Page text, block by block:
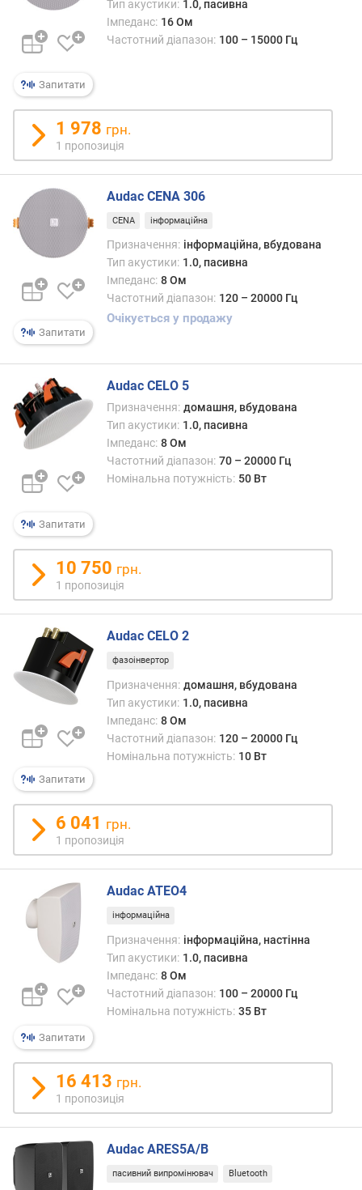
і
к
і
к
і
л
ь
к
і
с
у
г
ф
р
о
н
т
(
т
/
к
н
а
л
)
т
и
л
В
к
а
а
л
)
ц
е
н
(
В
к
а
а
л
)
м
а
к
Запитати
Тип акустики: 1.0, пасивна
Імпеданс: 16 Ом
Частотний діапазон: 100 – 15000 Гц
1 978 грн.
1 пропозиція
Запитати
Audac CENA 306
CENA інформаційна
Призначення: інформаційна, вбудована
Тип акустики: 1.0, пасивна
Імпеданс: 8 Ом
Частотний діапазон: 120 – 20000 Гц
Очікується у продажу
Запитати
Audac CELO 5
Призначення: домашня, вбудована
Тип акустики: 1.0, пасивна
Імпеданс: 8 Ом
Частотний діапазон: 70 – 20000 Гц
Номінальна потужність: 50 Вт
10 750 грн.
1 пропозиція
Запитати
Audac CELO 2
фазоінвертор
Призначення: домашня, вбудована
Тип акустики: 1.0, пасивна
Імпеданс: 8 Ом
Частотний діапазон: 120 – 20000 Гц
Номінальна потужність: 10 Вт
6 041 грн.
1 пропозиція
Запитати
Audac ATEO4
інформаційна
Призначення: інформаційна, настінна
Тип акустики: 1.0, пасивна
Імпеданс: 8 Ом
Частотний діапазон: 100 – 20000 Гц
Номінальна потужність: 35 Вт
16 413 грн.
1 пропозиція
Audac ARES5A/B
пасивний випромінювач Bluetooth